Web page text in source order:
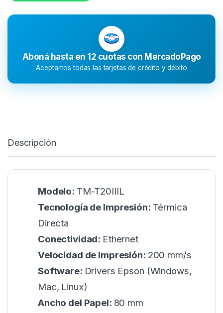
Aboná hasta en 12 cuotas con MercadoPago
Aceptamos todas las tarjetas de crédito y débito
Descripción
Modelo: TM-T20IIIL
Tecnología de Impresión: Térmica
Directa
Conectividad: Ethernet
Velocidad de Impresión: 200 mm/s
Software: Drivers Epson (Windows,
Mac, Linux)
Ancho del Papel: 80 mm